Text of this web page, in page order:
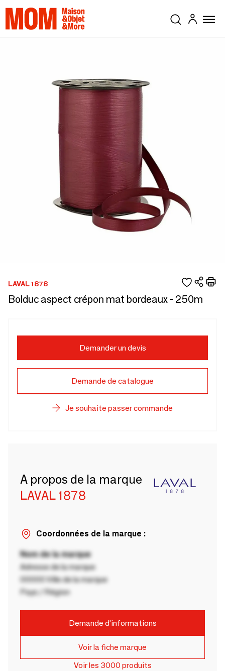
LAVAL 1878
Bolduc aspect crépon mat bordeaux - 250m
Demander un devis
Demande de catalogue
Je souhaite passer commande
A propos de la marque
LAVAL 1878
Coordonnées de la marque :
Nom de la marque
Adresse de la marque
00000 Ville de la marque
Pays / Région
Demande d'informations
Voir la fiche marque
Voir les 3000 produits